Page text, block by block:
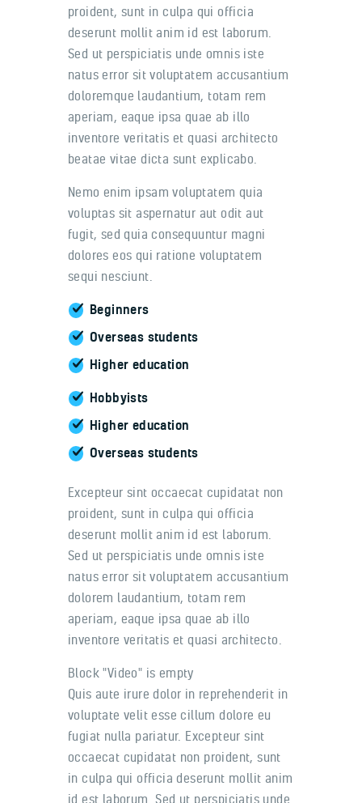
proident, sunt in culpa qui officia
deserunt mollit anim id est laborum.
Sed ut perspiciatis unde omnis iste
natus error sit voluptatem accusantium
doloremque laudantium, totam rem
aperiam, eaque ipsa quae ab illo
inventore veritatis et quasi architecto
beatae vitae dicta sunt explicabo.
Nemo enim ipsam voluptatem quia
voluptas sit aspernatur aut odit aut
fugit, sed quia consequuntur magni
dolores eos qui ratione voluptatem
sequi nesciunt.
Beginners
Overseas students
Higher education
Hobbyists
Higher education
Overseas students
Excepteur sint occaecat cupidatat non
proident, sunt in culpa qui officia
deserunt mollit anim id est laborum.
Sed ut perspiciatis unde omnis iste
natus error sit voluptatem accusantium
dolorem laudantium, totam rem
aperiam, eaque ipsa quae ab illo
inventore veritatis et quasi architecto.
Block "Video" is empty
Quis aute irure dolor in reprehenderit in
voluptate velit esse cillum dolore eu
fugiat nulla pariatur. Excepteur sint
occaecat cupidatat non proident, sunt
in culpa qui officia deserunt mollit anim
id est laborum. Sed ut perspiciatis unde